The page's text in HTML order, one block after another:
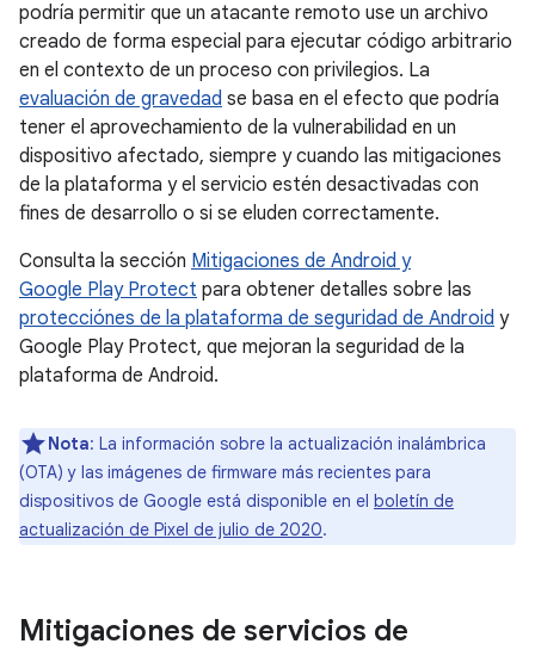
podría permitir que un atacante remoto use un archivo
creado de forma especial para ejecutar código arbitrario
en el contexto de un proceso con privilegios. La
evaluación de gravedad se basa en el efecto que podría
tener el aprovechamiento de la vulnerabilidad en un
dispositivo afectado, siempre y cuando las mitigaciones
de la plataforma y el servicio estén desactivadas con
fines de desarrollo o si se eluden correctamente.
Consulta la sección Mitigaciones de Android y
Google Play Protect para obtener detalles sobre las
protecciónes de la plataforma de seguridad de Android y
Google Play Protect, que mejoran la seguridad de la
plataforma de Android.
Nota: La información sobre la actualización inalámbrica
(OTA) y las imágenes de firmware más recientes para
dispositivos de Google está disponible en el boletín de
actualización de Pixel de julio de 2020.
Mitigaciones de servicios de